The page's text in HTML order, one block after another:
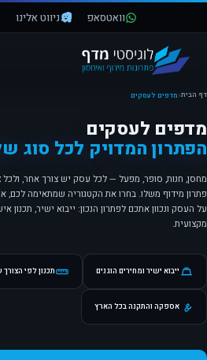
פתח סרגל נגישות
וואטסאפ ניווט אלינו
דף הבית‹מדפים לעסקים
מדפים לעסקים
הפתרון המדויק לכל סוג
מחסן, חנות, סופר, מפעל — לכל עסק יש צורך אחר, ולכל
פתרון מידוף משלו. בחרו את הקטגוריה שמתאימה לכם,
על העסק ונכוון אתכם לפתרון הנכון: ייבוא ישיר, תכנון
מקצועית.
ייבוא ישיר ומחירים הוגנים תכנון לפי
אספקה והתקנה בכל הארץ